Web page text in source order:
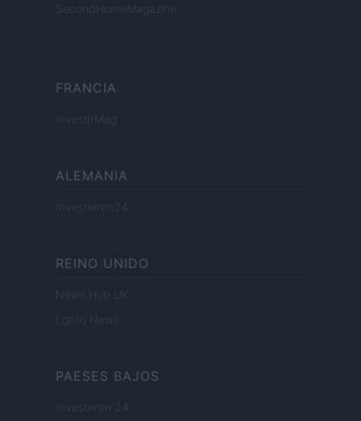
SecondHomeMagazine
FRANCIA
InvestirMag
ALEMANIA
Investieren24
REINO UNIDO
News Hub UK
Lgbtq News
PAESES BAJOS
Investeren 24